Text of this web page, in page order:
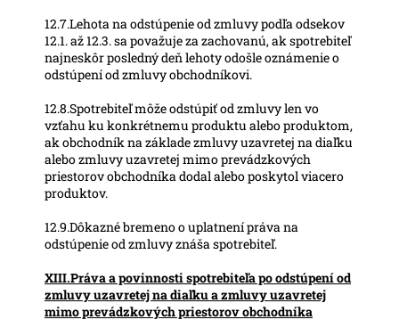
12.7.Lehota na odstúpenie od zmluvy podľa odsekov
12.1. až 12.3. sa považuje za zachovanú, ak spotrebiteľ
najneskôr posledný deň lehoty odošle oznámenie o
odstúpení od zmluvy obchodníkovi.
12.8.Spotrebiteľ môže odstúpiť od zmluvy len vo
vzťahu ku konkrétnemu produktu alebo produktom,
ak obchodník na základe zmluvy uzavretej na diaľku
alebo zmluvy uzavretej mimo prevádzkových
priestorov obchodníka dodal alebo poskytol viacero
produktov.
12.9.Dôkazné bremeno o uplatnení práva na
odstúpenie od zmluvy znáša spotrebiteľ.
XIII.Práva a povinnosti spotrebiteľa po odstúpení od
zmluvy uzavretej na diaľku a zmluvy uzavretej
mimo prevádzkových priestorov obchodníka